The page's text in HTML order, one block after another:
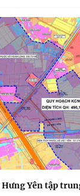
Hưng Yên tập